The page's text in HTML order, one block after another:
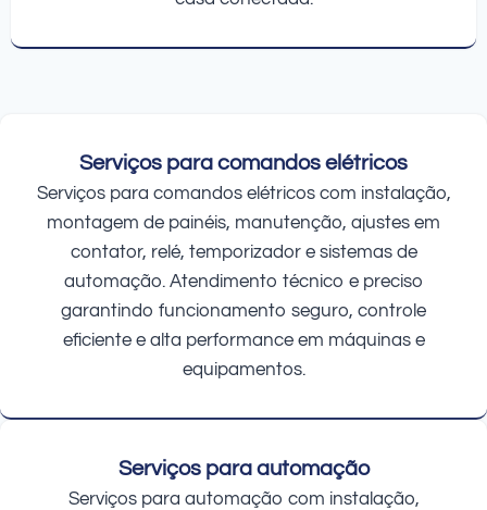
Serviços para comandos elétricos
Serviços para comandos elétricos com instalação,
montagem de painéis, manutenção, ajustes em
contator, relé, temporizador e sistemas de
automação. Atendimento técnico e preciso
garantindo funcionamento seguro, controle
eficiente e alta performance em máquinas e
equipamentos.
Serviços para automação
Serviços para automação com instalação,